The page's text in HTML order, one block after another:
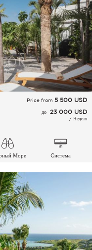
Price from 5 500 USD
до 23 000 USD
/ Неделя
Море
Cистема